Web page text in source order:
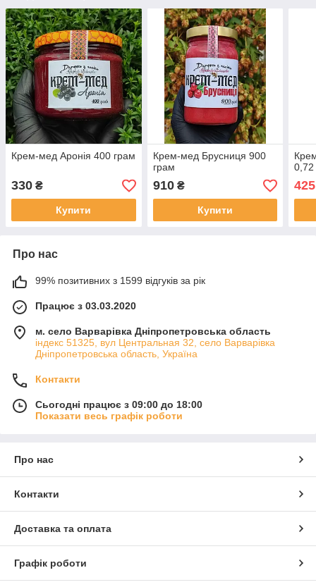
Крем-мед Аронія 400 грам
330 ₴
Купити
Крем-мед Брусниця 900
грам
910₴
Купити
0,72
425
Про нас
99% позитивних з 1599 відгуків за рік
Працює з 03.03.2020
м. село Варварівка Дніпропетровська область
індекс 51325, вул Центральная 32, село Варварівка
Дніпропетровська область, Україна
Контакти
Сьогодні працює з 09:00 до 18:00
Показати весь графік роботи
Про нас
Контакти
Доставка та оплата
Графік роботи